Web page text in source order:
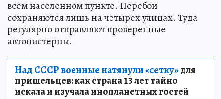
всем населенном пункте. Перебои
сохраняются лишь на четырех улицах. Туда
регулярно отправляют проверенные
автоцистерны.
Над СССР военные натянули «сетку»для
пришельцев: как страна 13 лет тайно
искала и изучала инопланетных гостей